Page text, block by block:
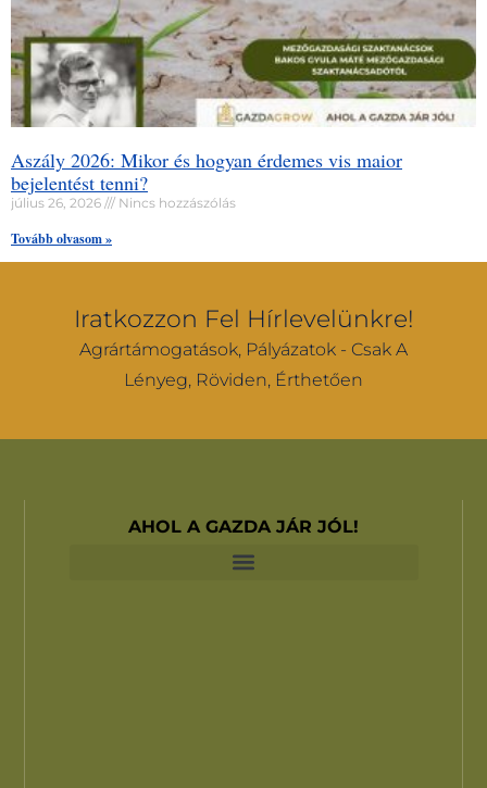
Aszály 2026: Mikor és hogyan érdemes vis maior
bejelentést tenni?
július 26, 2026 Nincs hozzászólás
Tovább olvasom »
Iratkozzon Fel Hírlevelünkre!
Agrártámogatások, Pályázatok - Csak A
Lényeg, Röviden, Érthetően
AHOL A GAZDA JÁR JÓL!